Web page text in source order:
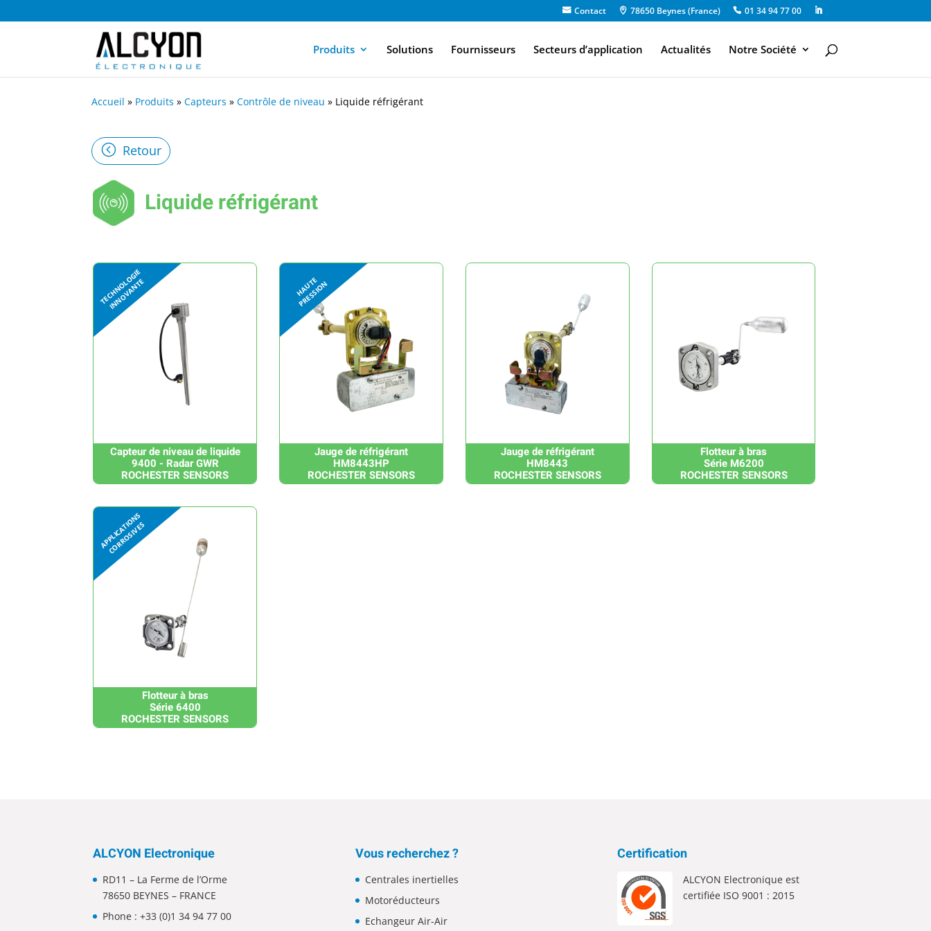
Contact 78650 Beynes (France) 01 34 94 77 00
Produits Solutions Fournisseurs Secteurs d’application Actualités Notre Société
Accueil » Produits » Capteurs » Contrôle de niveau » Liquide réfrigérant
Retour
Liquide réfrigérant
Capteur de niveau de liquide
9400 - Radar GWR
ROCHESTER SENSORS
Jauge de réfrigérant
HM8443HP
ROCHESTER SENSORS
Jauge de réfrigérant
HM8443
ROCHESTER SENSORS
Flotteur à bras
Série M6200
ROCHESTER SENSORS
Flotteur à bras
Série 6400
ROCHESTER SENSORS
ALCYON Electronique
RD11 – La Ferme de l’Orme
78650 BEYNES – FRANCE
Phone :+33 (0)1 34 94 77 00
Vous recherchez ?
Centrales inertielles
Motoréducteurs
Echangeur Air-Air
Certification
ALCYON Electronique est
certifiée ISO 9001 : 2015